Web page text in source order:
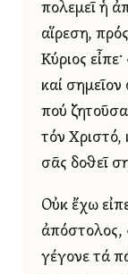
πολεμεῖ ἡ
αἵρεση,
Κύριος
καί
πού
τόν Χριστό,
σᾶς δοθεῖ
Οὐκ ἔχω
ἀπόστολος,
γέγονε τά